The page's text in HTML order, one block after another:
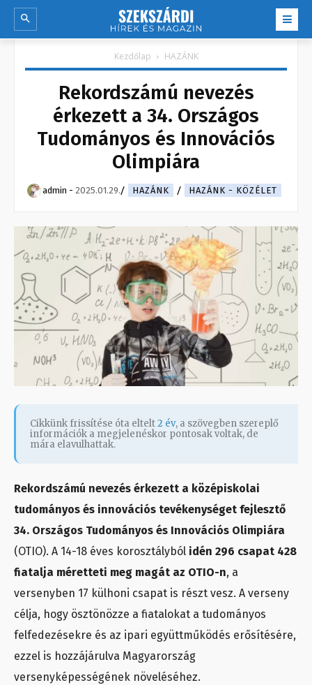
Kezdőlap HAZÁNK
Rekordszámú nevezés
érkezett a 34. Országos
Tudományos és Innovációs
Olimpiára
admin - 2025.01.29. HAZÁNK HAZÁNK - KÖZÉLET
Cikkünk frissítése óta eltelt2 év, a szövegben szereplő
információk a megjelenéskor pontosak voltak, de
mára elavulhattak.
Rekordszámú nevezés érkezett a középiskolai
tudományos és innovációs tevékenységet fejlesztő
34. Országos Tudományos és Innovációs Olimpiára
(OTIO). A 14-18 éves korosztályból idén 296 csapat 428
fiatalja méretteti meg magát az OTIO-n, a
versenyben 17 külhoni csapat is részt vesz. A verseny
célja, hogy ösztönözze a fiatalokat a tudományos
felfedezésekre és az ipari együttműködés erősítésére,
ezzel is hozzájárulva Magyarország
versenyképességének növeléséhez.